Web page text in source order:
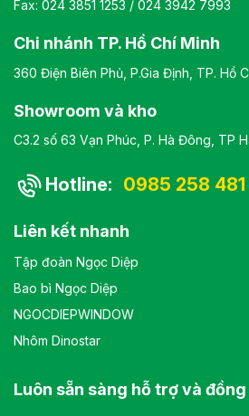
Fax: 024 3851 1253 / 024 3942 7993
Chi nhánh TP. Hồ Chí Minh
360 Điện Biên Phủ, P.Gia Định, TP. Hồ
Showroom và kho
C3.2 số 63 Vạn Phúc, P. Hà Đông, TP
Hotline: 0985 258 481
Liên kết nhanh
Tập đoàn Ngọc Diệp
Bao bì Ngọc Diệp
NGOCDIEPWINDOW
Nhôm Dinostar
Luôn sẵn sàng hỗ trợ và